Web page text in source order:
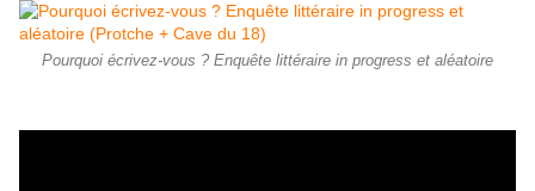
Pourquoi écrivez-vous ? Enquête littéraire in progress et aléatoire